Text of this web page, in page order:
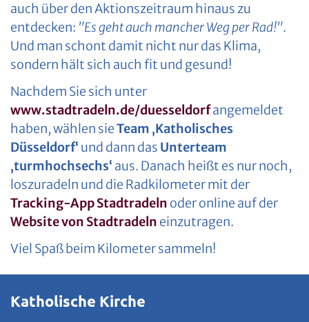
auch über den Aktionszeitraum hinaus zu
entdecken: "Es geht auch mancher Weg per Rad!".
Und man schont damit nicht nur das Klima,
sondern hält sich auch fit und gesund!
Nachdem Sie sich unter
www.stadtradeln.de/duesseldorfangemeldet
haben, wählen sieTeam ‚Katholisches
Düsseldorf‘ und dann das Unterteam
‚turmhochsechs‘ aus. Danach heißt es nur noch,
loszuradeln und die Rad­kilo­meter mit der
Tracking-App Stadtradeln oder online auf der
Web­site von Stadt­radeln ein­zu­tragen.
Viel Spaß beim Kilometer sammeln!
Katholische Kirche